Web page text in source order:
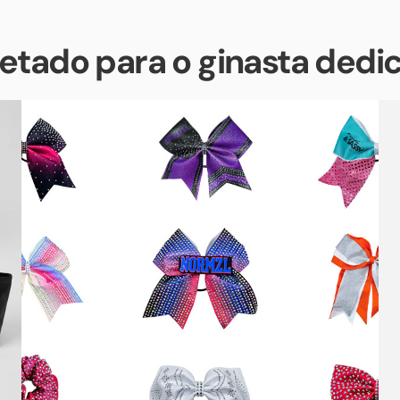
para o ginasta